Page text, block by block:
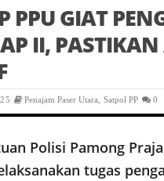
PPU GIAT
II,
Penajam Paser Utara Satpol PP 0
Polisi Pamong
tugas